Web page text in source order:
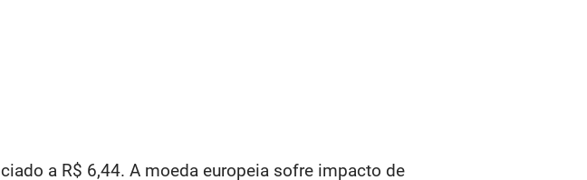
a R$ 6,44. A moeda europeia sofre impacto de